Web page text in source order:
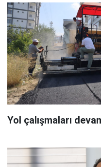
Yol çalışmaları